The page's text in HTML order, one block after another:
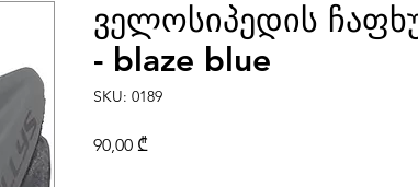
ველოსიპედის
- blaze blue
SKU: 0189
90,00 ₾